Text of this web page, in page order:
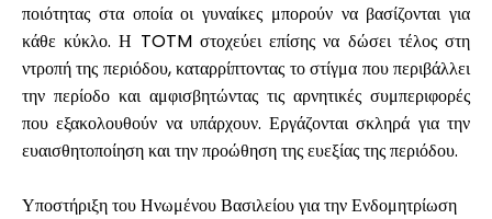
Ο λογαριασμός μου
Λάβετε χρηματοδότηση
ποιότητας στα οποία οι γυναίκες μπορούν να βασίζονται για
κάθε κύκλο. Η TOTM στοχεύει επίσης να δώσει τέλος στη
ντροπή της περιόδου, καταρρίπτοντας το στίγμα που περιβάλλει
την περίοδο και αμφισβητώντας τις αρνητικές συμπεριφορές
που εξακολουθούν να υπάρχουν. Εργάζονται σκληρά για την
ευαισθητοποίηση και την προώθηση της ευεξίας της περιόδου.
Υποστήριξη του Ηνωμένου Βασιλείου για την Ενδομητρίωση